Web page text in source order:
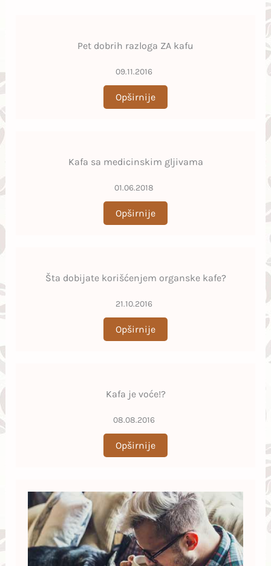
Pet dobrih razloga ZA kafu
09.11.2016
Opširnije
Kafa sa medicinskim gljivama
01.06.2018
Opširnije
Šta dobijate korišćenjem organske kafe?
21.10.2016
Opširnije
Kafa je voće!?
08.08.2016
Opširnije